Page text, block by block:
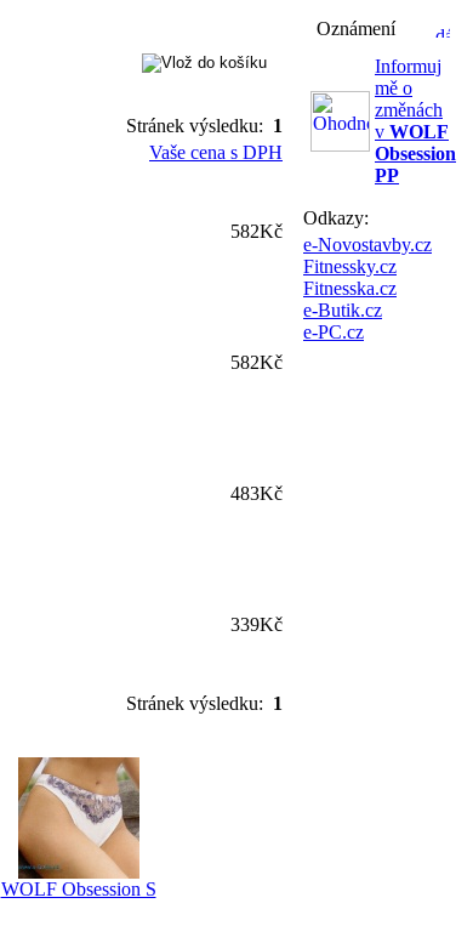
Stránek výsledku: 1
Vaše cena s DPH
582Kč
582Kč
483Kč
339Kč
Stránek výsledku: 1
WOLF Obsession S
Oznámení
Informuj
mě o
změnách
v WOLF
Obsession
PP
Odkazy:
e-Novostavby.cz
Fitnessky.cz
Fitnesska.cz
e-Butik.cz
e-PC.cz